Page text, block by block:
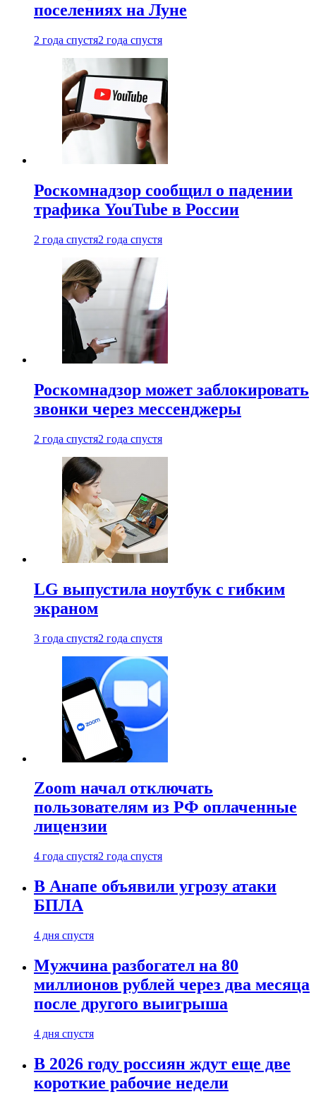
поселениях на Луне
2 года спустя2 года спустя
Роскомнадзор сообщил о падении
трафика YouTube в России
2 года спустя2 года спустя
Роскомнадзор может заблокировать
звонки через мессенджеры
2 года спустя2 года спустя
LG выпустила ноутбук с гибким
экраном
3 года спустя2 года спустя
Zoom начал отключать
пользователям из РФ оплаченные
лицензии
4 года спустя2 года спустя
В Анапе объявили угрозу атаки
БПЛА
4 дня спустя
Мужчина разбогател на 80
миллионов рублей через два месяца
после другого выигрыша
4 дня спустя
В 2026 году россиян ждут еще две
короткие рабочие недели